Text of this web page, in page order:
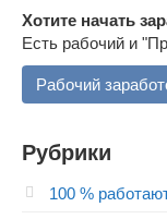
Хотите начать
Есть рабочий и
Рабочий
Рубрики
100 %